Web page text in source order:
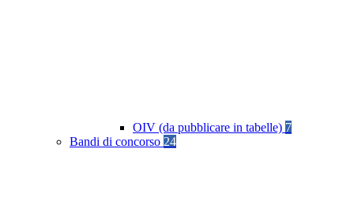
OIV (da pubblicare in tabelle) 7
Bandi di concorso 24